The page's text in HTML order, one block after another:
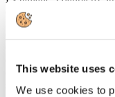
This website uses
We use cookies to
della UIC
organizzazione
stakeholder del settore